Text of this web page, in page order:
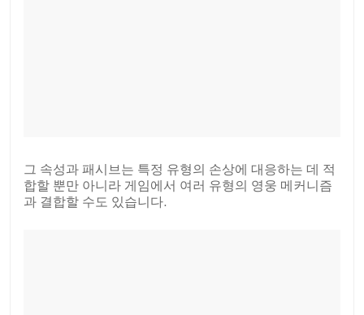
그 속성과 패시브는 특정 유형의 손상에 대응하는 데 적
합할 뿐만 아니라 게임에서 여러 유형의 영웅 메커니즘
과 결합할 수도 있습니다.